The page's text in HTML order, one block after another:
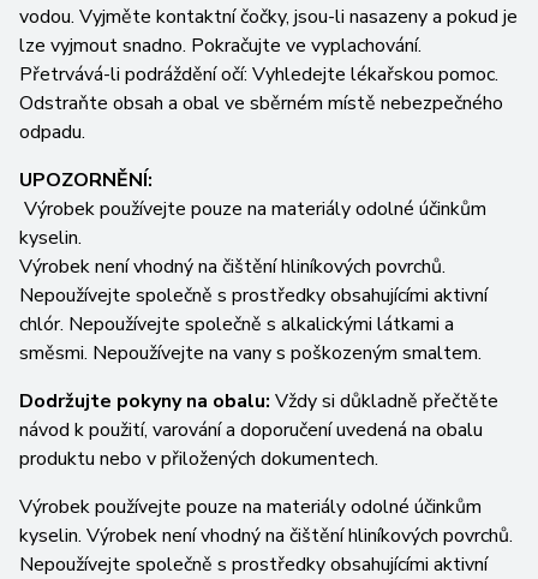
vodou. Vyjměte kontaktní čočky, jsou-li nasazeny a pokud je
lze vyjmout snadno. Pokračujte ve vyplachování.
Přetrvává-li podráždění očí: Vyhledejte lékařskou pomoc.
Odstraňte obsah a obal ve sběrném místě nebezpečného
odpadu.
UPOZORNĚNÍ:
Výrobek používejte pouze na materiály odolné účinkům
kyselin.
Výrobek není vhodný na čištění hliníkových povrchů.
Nepoužívejte společně s prostředky obsahujícími aktivní
chlór. Nepoužívejte společně s alkalickými látkami a
směsmi. Nepoužívejte na vany s poškozeným smaltem.
Dodržujte pokyny na obalu: Vždy si důkladně přečtěte
návod k použití, varování a doporučení uvedená na obalu
produktu nebo v přiložených dokumentech.
Výrobek používejte pouze na materiály odolné účinkům
kyselin. Výrobek není vhodný na čištění hliníkových povrchů.
Nepoužívejte společně s prostředky obsahujícími aktivní